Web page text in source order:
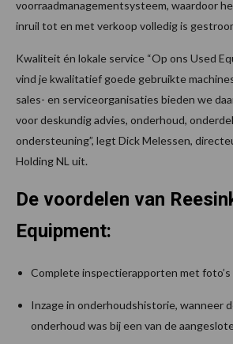
voorraadmanagementsysteem, waardoor
inruil tot en met verkoop volledig is
Kwaliteit én lokale service “Op ons Used
vind je kwalitatief goede gebruikte
sales- en serviceorganisaties bieden we
voor deskundig advies, onderhoud,
ondersteuning”, legt Dick Melessen,
Holding NL uit.
De voordelen van
Equipment:
Complete inspectierapporten met foto’s
Inzage in onderhoudshistorie, wanneer
onderhoud was bij een van de